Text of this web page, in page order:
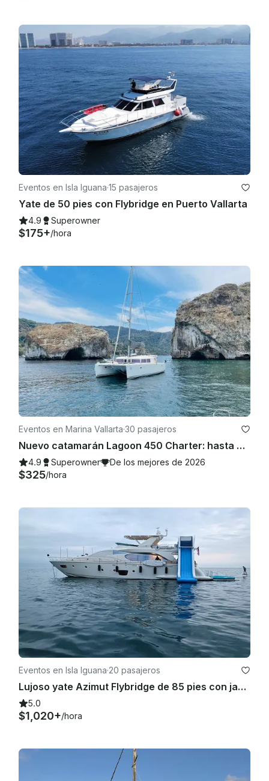
Eventos en Isla Iguana·15 pasajeros
Yate de 50 pies con Flybridge en Puerto Vallarta
4.9 Superowner
$175+/hora
Eventos en Marina Vallarta·30 pasajeros
Nuevo catamarán Lagoon 450 Charter: hasta 30 huéspedes en Puerto Vallarta, México
4.9 Superowner De los mejores de 2026
$325/hora
Eventos en Isla Iguana·20 pasajeros
Lujoso yate Azimut Flybridge de 85 pies con jacuzzi en Puerto Vallarta
5.0
$1,020+/hora